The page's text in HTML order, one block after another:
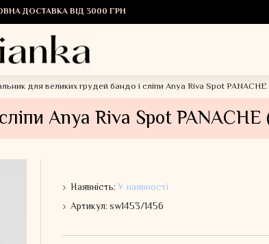
ДОСТАВКА ВІД 3000 ГРН
для великих грудей бандо і сліпи Anya Riva Spot
Anya Riva Spot
Наявність:У наявності
Артикул:sw1453/1456